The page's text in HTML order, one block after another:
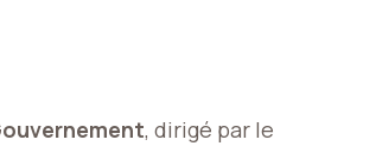
, dirigé par le